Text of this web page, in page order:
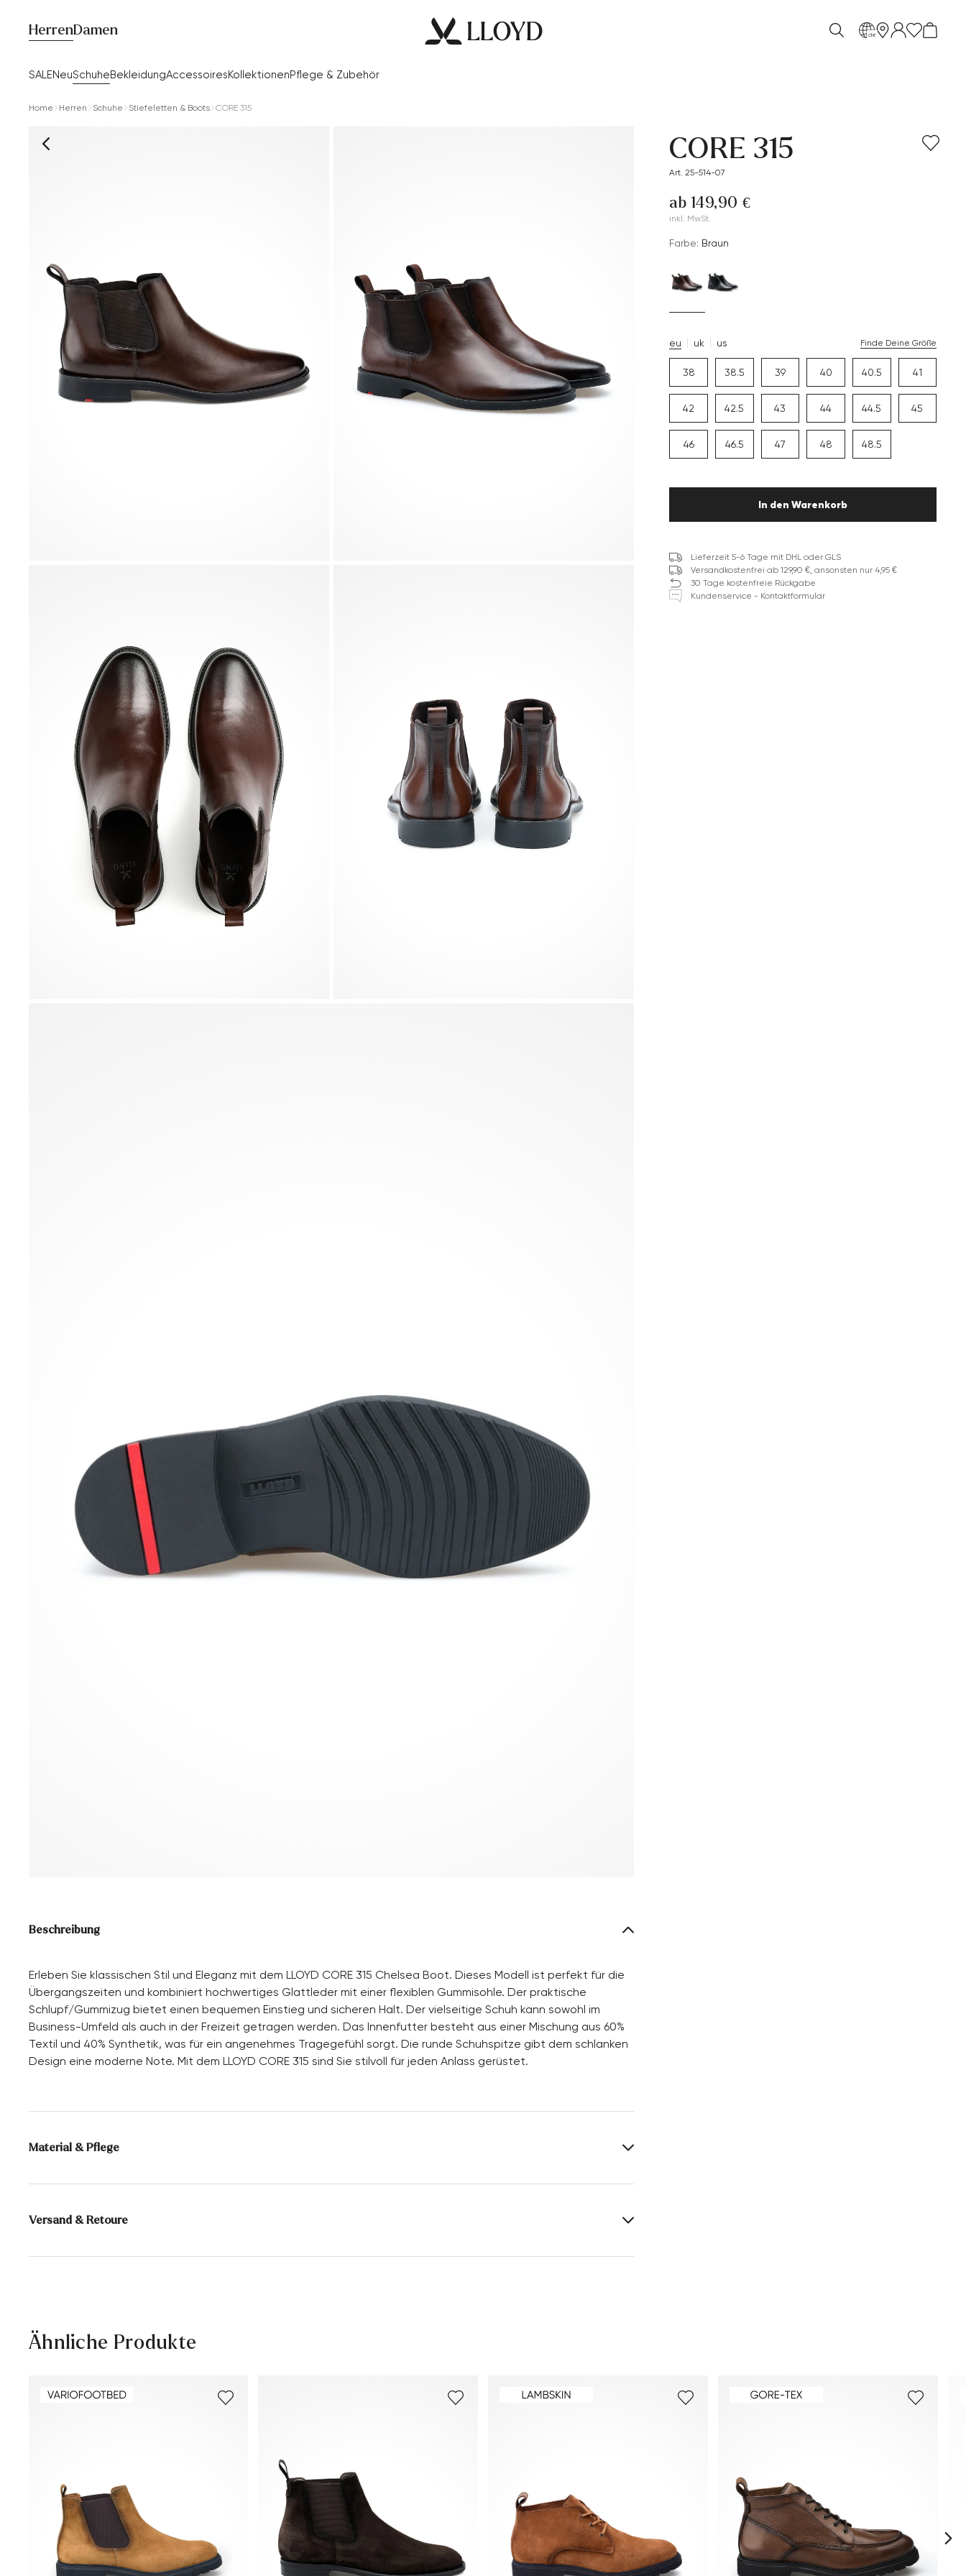
Herren
SALENeuSchuheBekleidungAccessoiresKollektionenPflege & Zubehör
Damen de
Home Herren Schuhe Stiefeletten & Boots CORE 315
Beschreibung
Erleben Sie klassischen Stil und Eleganz mit dem LLOYD CORE 315 Chelsea Boot. Dieses Modell ist perfekt für die
Übergangszeiten und kombiniert hochwertiges Glattleder mit einer flexiblen Gummisohle. Der praktische
Schlupf/Gummizug bietet einen bequemen Einstieg und sicheren Halt. Der vielseitige Schuh kann sowohl im
Business-Umfeld als auch in der Freizeit getragen werden. Das Innenfutter besteht aus einer Mischung aus 60%
Textil und 40% Synthetik, was für ein angenehmes Tragegefühl sorgt. Die runde Schuhspitze gibt dem schlanken
Design eine moderne Note. Mit dem LLOYD CORE 315 sind Sie stilvoll für jeden Anlass gerüstet.
Material & Pflege
Produktionsgrößengang: UK-Größen Obermaterial:
Glattleder
Versand & Retoure
Lieferzeit 5-6 Tage mit DHL oder GLS
Weitere Informationen zum Thema findest Du im Bereich
CORE 315
Art. 25-514-07
ab 149,90 €
inkl. MwSt.
Farbe: Braun
eu uk us Finde Deine Größe
38 38.5 39 40 40.5 41
42 42.5 43 44 44.5 45
46 46.5 47 48 48.5
In den Warenkorb
Lieferzeit 5-6 Tage mit DHL oder GLS
Versandkostenfrei ab 129,90 €, ansonsten nur 4,95 €
30 Tage kostenfreie Rückgabe
Kundenservice - Kontaktformular
Ähnliche Produkte